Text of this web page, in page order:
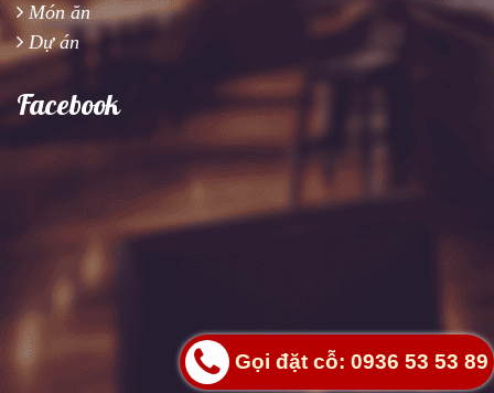
Món ăn
Dự án
Facebook
Gọi đặt cỗ: 0936 53 53 89